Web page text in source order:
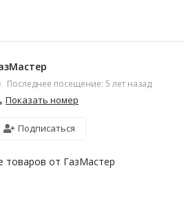
Последнее посещение: 5 лет назад
Показать номер
Подписаться
товаров от ГазМастер